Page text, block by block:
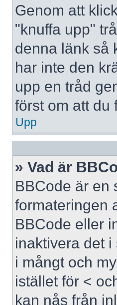
Genom att
"knuffa upp"
denna länk så
har inte den
upp en tråd
först om att du
Upp
» Vad är
BBCode är en
formateringen
BBCode eller
inaktivera det
i mångt och
istället för <
kan nås från